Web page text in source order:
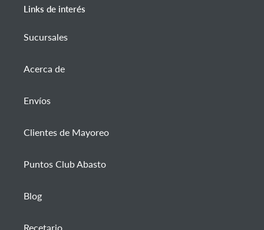
Links de interés
Sucursales
Acerca de
Envíos
Clientes de Mayoreo
Puntos Club Abasto
Blog
Recetario